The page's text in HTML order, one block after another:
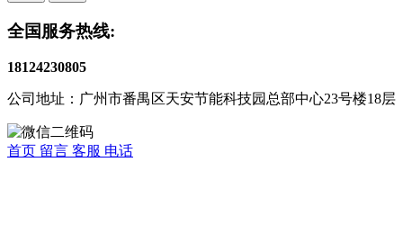
全国服务热线:
18124230805
公司地址：广州市番禺区天安节能科技园总部中心23号楼18层
首页 留言 客服 电话